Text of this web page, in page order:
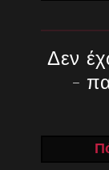
Δεν
–